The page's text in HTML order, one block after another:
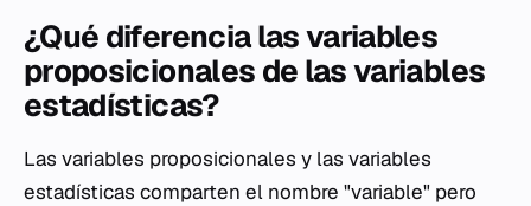
¿Qué diferencia las variables
proposicionales de las variables
estadísticas?
Las variables proposicionales y las variables
estadísticas comparten el nombre "variable" pero